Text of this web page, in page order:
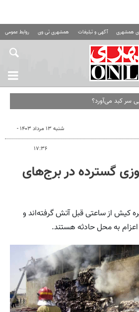
همشهری آگهی و تبلیغات همشهری تی وی روابط عمومی
سر کبد می‌آورد؟
شنبه ۱۳ مرداد ۱۴۰۳ -
۱۷:۳۶
گسترده در برج‌های
کیش از ساعتی قبل آتش گرفته‌اند و
به محل حادثه هستند.